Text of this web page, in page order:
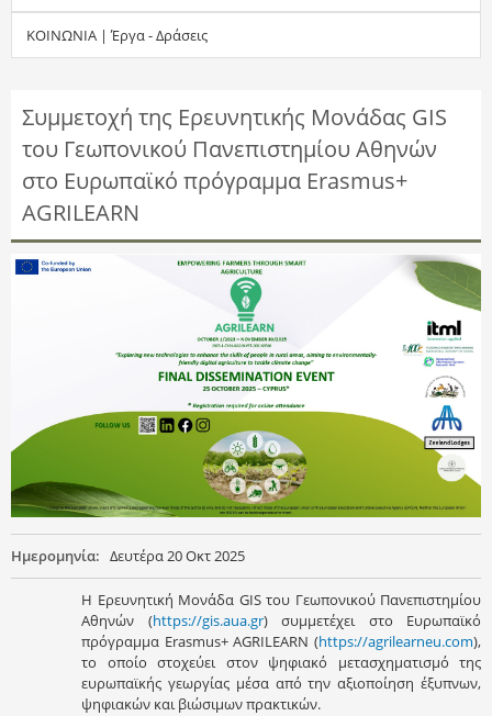
τ
σ
η
ς
ΚΟΙΝΩΝΙΑ | Έργα - Δράσεις
Συμμετοχή της Ερευνητικής Μονάδας GIS
του Γεωπονικού Πανεπιστημίου Αθηνών
στο Ευρωπαϊκό πρόγραμμα Erasmus+
AGRILEARN
Ημερομηνία: Δευτέρα 20 Οκτ 2025
Η Ερευνητική Μονάδα GIS του Γεωπονικού Πανεπιστημίου
Αθηνών (https://gis.aua.gr) συμμετέχει στο Ευρωπαϊκό
πρόγραμμα Erasmus+ AGRILEARN (https://agrilearneu.com),
το οποίο στοχεύει στον ψηφιακό μετασχηματισμό της
ευρωπαϊκής γεωργίας μέσα από την αξιοποίηση έξυπνων,
ψηφιακών και βιώσιμων πρακτικών.